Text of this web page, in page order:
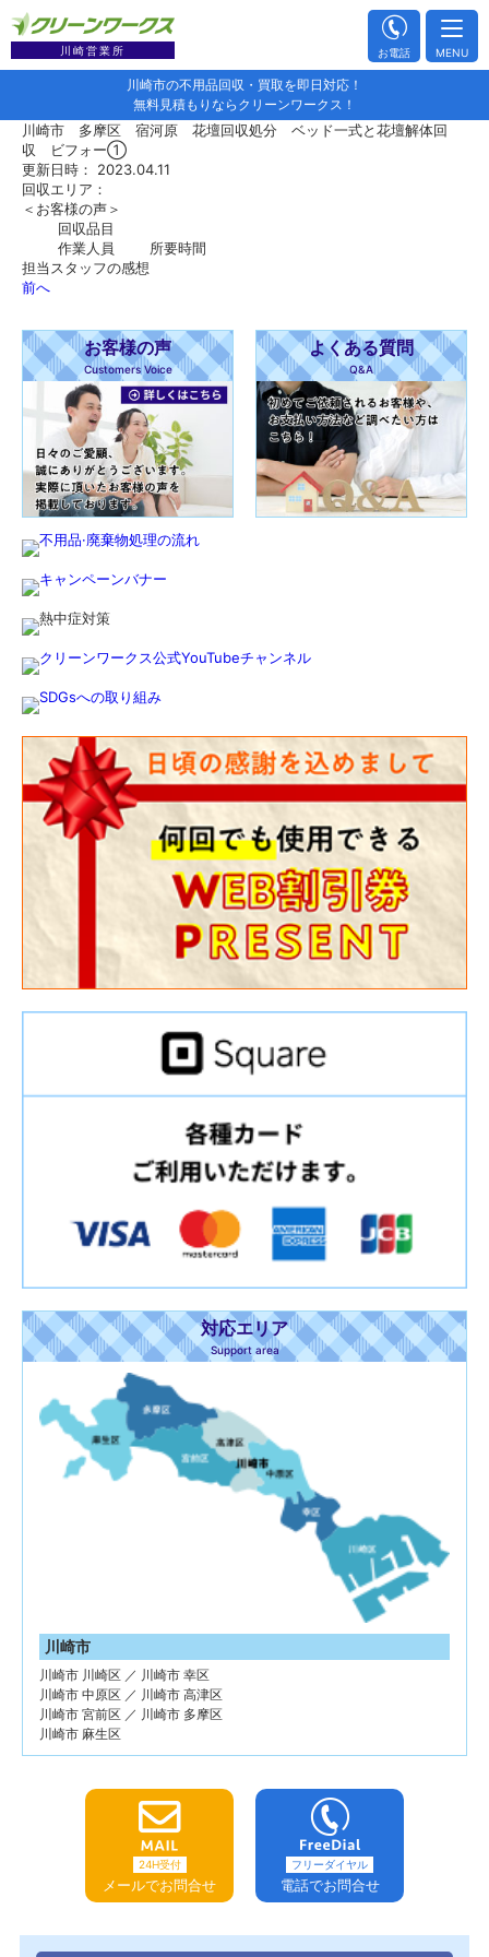
川崎市の不用品回収・買取を即日対応！
無料見積もりならクリーンワークス！
川崎営業所 お電話 MENU
川崎市 多摩区 宿河原 花壇回収処分 ベッド一式と花壇解体回
収 ビフォー①
更新日時： 2023.04.11
回収エリア：
＜お客様の声＞
回収品目
作業人員
所要時間
担当スタッフの感想
前へ
お客様の声
Customers Voice
よくある質問
Q&A
対応エリア
Support area
川崎市
川崎市 川崎区 ／ 川崎市 幸区
川崎市 中原区 ／ 川崎市 高津区
川崎市 宮前区 ／ 川崎市 多摩区
川崎市 麻生区
24H受付
メールでお問合せ
フリーダイヤル
電話でお問合せ